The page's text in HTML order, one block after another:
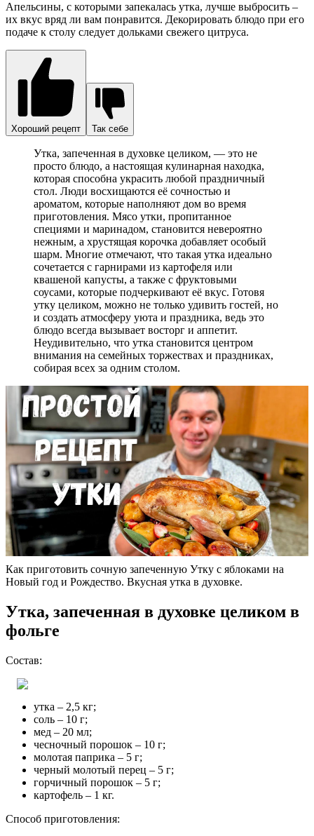
Апельсины, с которыми запекалась утка, лучше выбросить –
их вкус вряд ли вам понравится. Декорировать блюдо при его
подаче к столу следует дольками свежего цитруса.
Хороший рецепт Так себе
Утка, запеченная в духовке целиком, — это не
просто блюдо, а настоящая кулинарная находка,
которая способна украсить любой праздничный
стол. Люди восхищаются её сочностью и
ароматом, которые наполняют дом во время
приготовления. Мясо утки, пропитанное
специями и маринадом, становится невероятно
нежным, а хрустящая корочка добавляет особый
шарм. Многие отмечают, что такая утка идеально
сочетается с гарнирами из картофеля или
квашеной капусты, а также с фруктовыми
соусами, которые подчеркивают её вкус. Готовя
утку целиком, можно не только удивить гостей, но
и создать атмосферу уюта и праздника, ведь это
блюдо всегда вызывает восторг и аппетит.
Неудивительно, что утка становится центром
внимания на семейных торжествах и праздниках,
собирая всех за одним столом.
Как приготовить сочную запеченную Утку с яблоками на
Новый год и Рождество. Вкусная утка в духовке.
Утка, запеченная в духовке целиком в
фольге
Состав:
утка – 2,5 кг;
соль – 10 г;
мед – 20 мл;
чесночный порошок – 10 г;
молотая паприка – 5 г;
черный молотый перец – 5 г;
горчичный порошок – 5 г;
картофель – 1 кг.
Способ приготовления: